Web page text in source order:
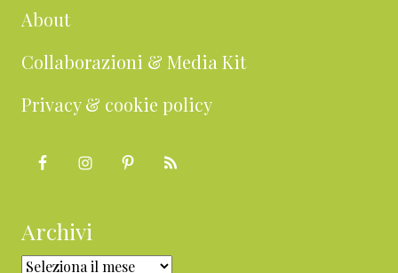
About
Collaborazioni & Media Kit
Privacy & cookie policy
Archivi
Archivi